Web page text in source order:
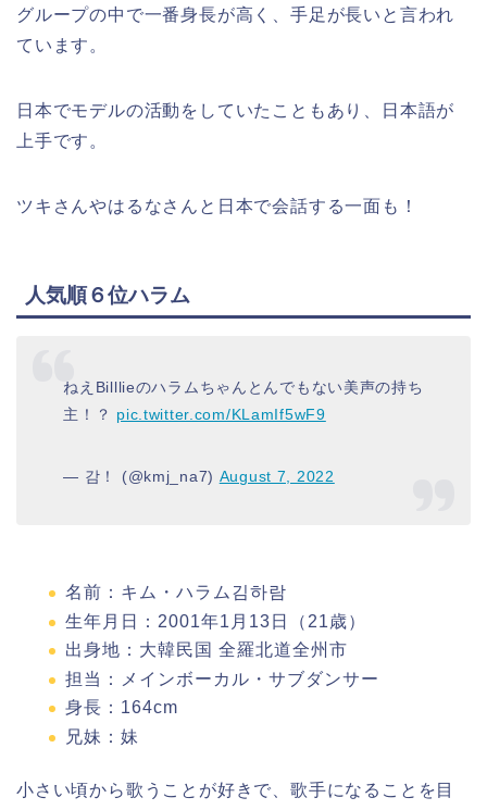
グループの中で一番身長が高く、手足が長いと言われ
ています。
日本でモデルの活動をしていたこともあり、日本語が
上手です。
ツキさんやはるなさんと日本で会話する一面も！
人気順６位ハラム
ねえBilllieのハラムちゃんとんでもない美声の持ち
主！？ pic.twitter.com/KLamIf5wF9
— 감！ (@kmj_na7) August 7, 2022
名前：キム・ハラム김하람
生年月日：2001年1月13日（21歳）
出身地：大韓民国 全羅北道全州市
担当：メインボーカル・サブダンサー
身長：164cm
兄妹：妹
小さい頃から歌うことが好きで、歌手になることを目